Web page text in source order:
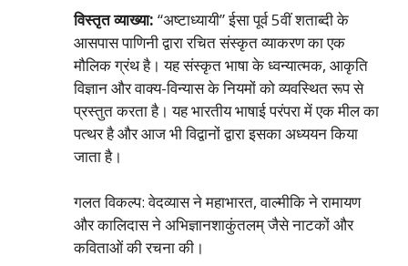
विस्तृत व्याख्या: “अष्टाध्यायी” ईसा पूर्व 5वीं शताब्दी के
आसपास पाणिनी द्वारा रचित संस्कृत व्याकरण का एक
मौलिक ग्रंथ है। यह संस्कृत भाषा के ध्वन्यात्मक, आकृति
विज्ञान और वाक्य-विन्यास के नियमों को व्यवस्थित रूप से
प्रस्तुत करता है। यह भारतीय भाषाई परंपरा में एक मील का
पत्थर है और आज भी विद्वानों द्वारा इसका अध्ययन किया
जाता है।
गलत विकल्प: वेदव्यास ने महाभारत, वाल्मीकि ने रामायण
और कालिदास ने अभिज्ञानशाकुंतलम् जैसे नाटकों और
कविताओं की रचना की।